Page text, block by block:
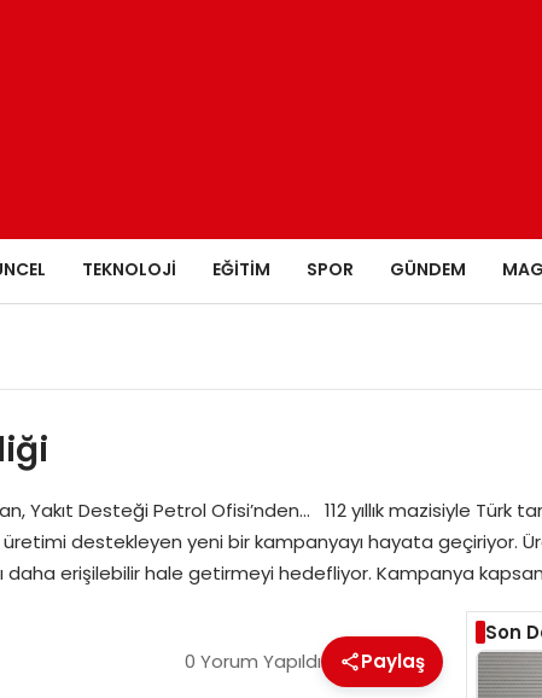
TEKNOLOJI EĞITIM SPOR GÜNDEM
Yakıt Desteği Petrol Ofisi’nden… 112 yıllık mazisiyle Türk
destekleyen yeni bir kampanyayı hayata geçiriyor.
daha erişilebilir hale getirmeyi hedefliyor. Kampanya
0 Yorum Yapıldı Paylaş
Son